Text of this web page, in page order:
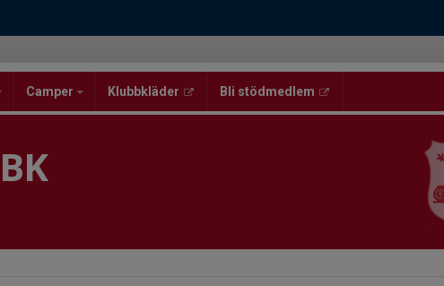
Camper Klubbkläder Bli stödmedlem